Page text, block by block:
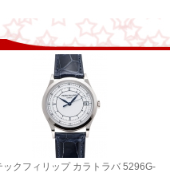
ックフィリップ カラトラバ 5296G-